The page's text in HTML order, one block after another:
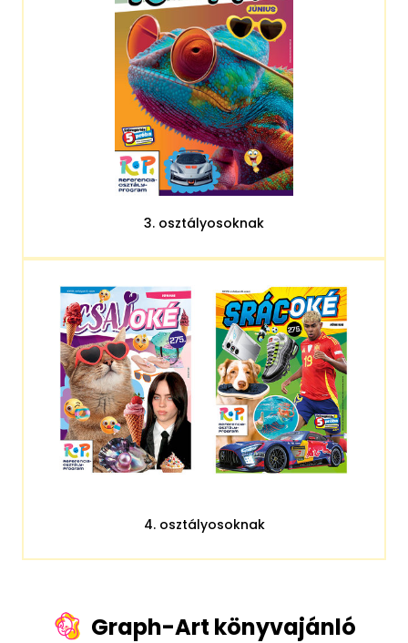
3. osztályosoknak
4. osztályosoknak
Graph-Art könyvajánló